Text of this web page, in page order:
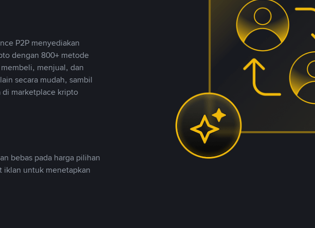
P2P menyediakan
dengan 800+ metode
menjual, dan
secara mudah, sambil
di marketplace kripto
bebas pada harga pilihan
iklan untuk menetapkan